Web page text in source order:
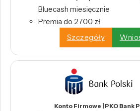
Bluecash miesięcznie
Premia do 2700 zł
Szczegóły
Konto Firmowe | PKO Bank